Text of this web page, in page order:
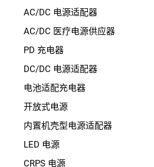
AC/DC 电源适配器
AC/DC 医疗电源供应器
PD 充电器
DC/DC 电源适配器
电池适配充电器
开放式电源
内置机壳型电源适配器
LED 电源
CRPS 电源